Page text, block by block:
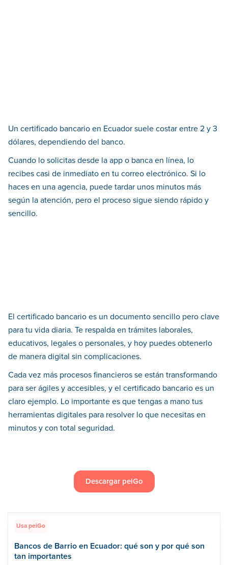
Un certificado bancario en Ecuador suele costar entre 2 y 3
dólares, dependiendo del banco.
Cuando lo solicitas desde la app o banca en línea, lo
recibes casi de inmediato en tu correo electrónico. Si lo
haces en una agencia, puede tardar unos minutos más
según la atención, pero el proceso sigue siendo rápido y
sencillo.
El certificado bancario es un documento sencillo pero clave
para tu vida diaria. Te respalda en trámites laborales,
educativos, legales o personales, y hoy puedes obtenerlo
de manera digital sin complicaciones.
Cada vez más procesos financieros se están transformando
para ser ágiles y accesibles, y el certificado bancario es un
claro ejemplo. Lo importante es que tengas a mano tus
herramientas digitales para resolver lo que necesitas en
minutos y con total seguridad.
Descargar peiGo
Usa peiGo
Bancos de Barrio en Ecuador: qué son y por qué son
tan importantes